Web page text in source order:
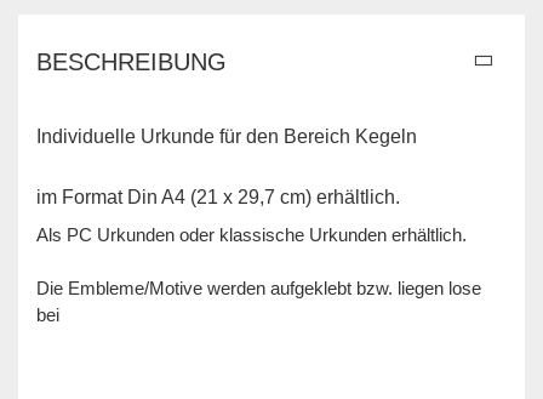
BESCHREIBUNG
Individuelle Urkunde für den Bereich Kegeln
im Format Din A4 (21 x 29,7 cm) erhältlich.
Als PC Urkunden oder klassische Urkunden erhältlich.
Die Embleme/Motive werden aufgeklebt bzw. liegen lose
bei